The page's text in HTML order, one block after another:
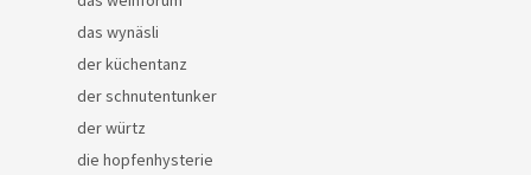
das wynäsli
der küchentanz
der schnutentunker
der würtz
die hopfenhysterie